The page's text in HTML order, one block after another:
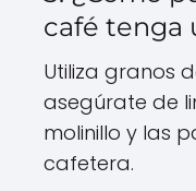
café tenga
Utiliza granos
asegúrate de
molinillo y las
cafetera.